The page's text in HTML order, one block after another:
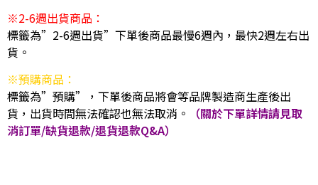
※2-6週出貨商品：
標籤為”2-6週出貨”下單後商品最慢6週內，最快2週左右出
貨。
※預購商品：
標籤為”預購”，下單後商品將會等品牌製造商生產後出
貨，出貨時間無法確認也無法取消。
（關於下單詳情請見取
消訂單/缺貨退款/退貨退款Q&A）